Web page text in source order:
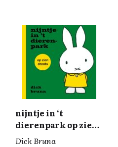
nijntje in ‘t
dierenpark op zien
Drents
Dick Bruna